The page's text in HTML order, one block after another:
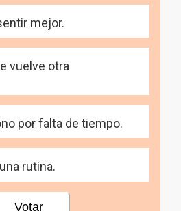
mejor.
vuelve otra
por falta de tiempo.
rutina.